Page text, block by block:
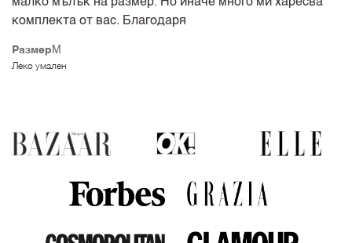
Размер M
Леко умален
комплекта от вас. Благодаря